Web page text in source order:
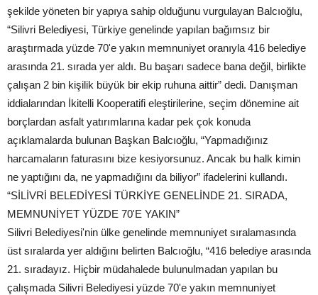
şekilde yöneten bir yapıya sahip olduğunu vurgulayan Balcıoğlu,
“Silivri Belediyesi, Türkiye genelinde yapılan bağımsız bir
araştırmada yüzde 70'e yakın memnuniyet oranıyla 416 belediye
arasında 21. sırada yer aldı. Bu başarı sadece bana değil, birlikte
çalışan 2 bin kişilik büyük bir ekip ruhuna aittir” dedi. Danışman
iddialarından İkitelli Kooperatifi eleştirilerine, seçim dönemine ait
borçlardan asfalt yatırımlarına kadar pek çok konuda
açıklamalarda bulunan Başkan Balcıoğlu, “Yapmadığınız
harcamaların faturasını bize kesiyorsunuz. Ancak bu halk kimin
ne yaptığını da, ne yapmadığını da biliyor” ifadelerini kullandı.
“SİLİVRİ BELEDİYESİ TÜRKİYE GENELİNDE 21. SIRADA,
MEMNUNİYET YÜZDE 70'E YAKIN”
Silivri Belediyesi'nin ülke genelinde memnuniyet sıralamasında
üst sıralarda yer aldığını belirten Balcıoğlu, “416 belediye arasında
21. sıradayız. Hiçbir müdahalede bulunulmadan yapılan bu
çalışmada Silivri Belediyesi yüzde 70'e yakın memnuniyet